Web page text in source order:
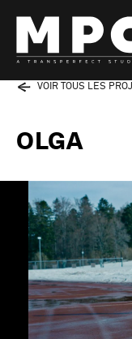
VOIR TOUS LES
OLGA